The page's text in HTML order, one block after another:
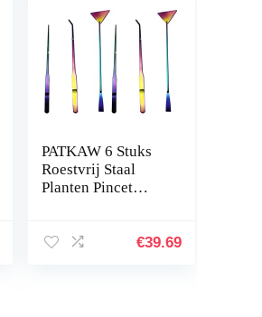
PATKAW 6 Stuks
Roestvrij Staal
Planten Pincet
Hulpmiddelen
€39.69